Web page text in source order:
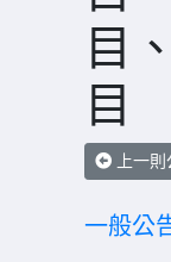
目
目
上一
一般公